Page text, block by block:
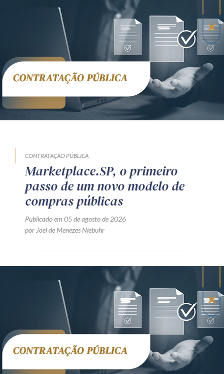
CONTRATAÇÃO PÚBLICA
Marketplace.SP, o primeiro
passo de um novo modelo de
compras públicas
Publicado em 05 de agosto de 2026
por Joel de Menezes Niebuhr